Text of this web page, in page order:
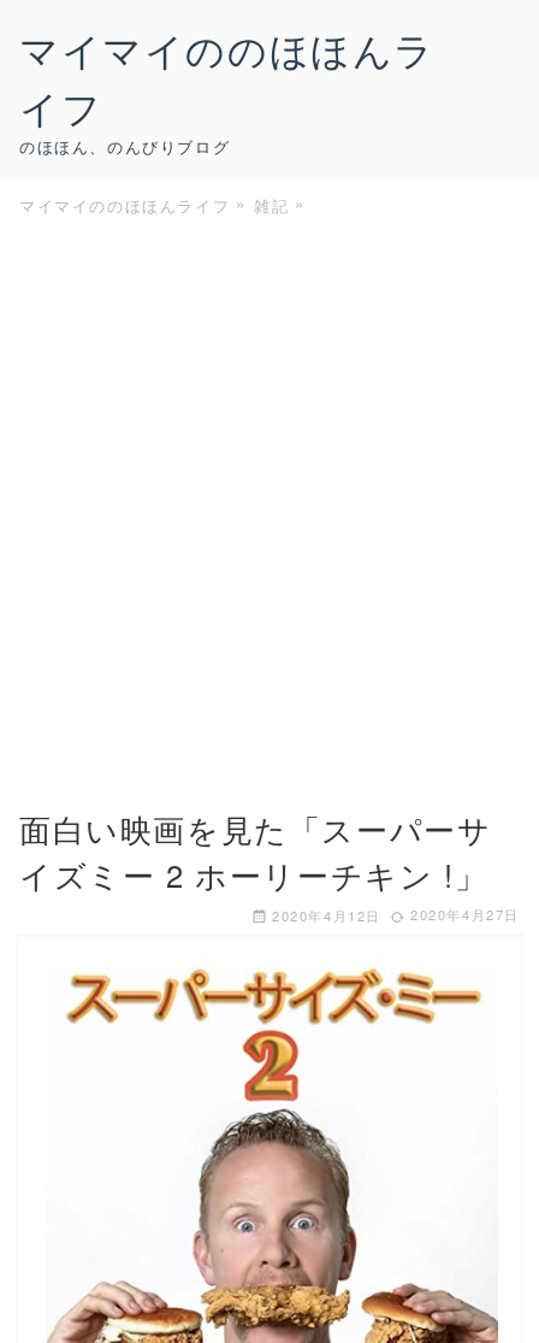
マイマイののほほんラ
イフ
のほほん、のんびりブログ
マイマイののほほんライフ 雑記
面白い映画を見た「スーパーサ
イズミー 2 ホーリーチキン !」
2020年4月12日 2020年4月27日